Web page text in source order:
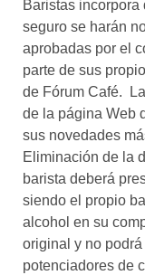
Baristas
seguro se harán
aprobadas por el
parte de sus
de Fórum Café.
de la página Web
sus novedades
Eliminación de la
barista deberá
siendo el propio
alcohol en su
original y no
potenciadores de